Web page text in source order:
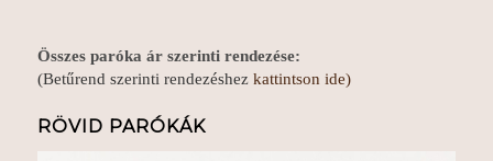
Összes paróka ár szerinti rendezése:
(Betűrend szerinti rendezéshez kattintson ide)
RÖVID PARÓKÁK